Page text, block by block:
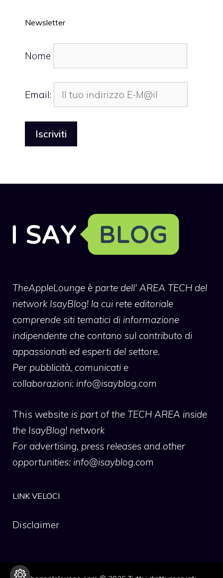
Newsletter
Nome
Email:
TheAppleLounge è parte dell' AREA TECH del
network IsayBlog! la cui rete editoriale
comprende siti tematici di informazione
indipendente che contano sul contributo di
appassionati ed esperti del settore.
Per pubblicità, comunicati e
collaborazioni: info@isayblog.com
This website is part of the TECH AREA inside
the IsayBlog! network
For advertising, press releases and other
opportunities: info@isayblog.com
LINK VELOCI
Disclaimer